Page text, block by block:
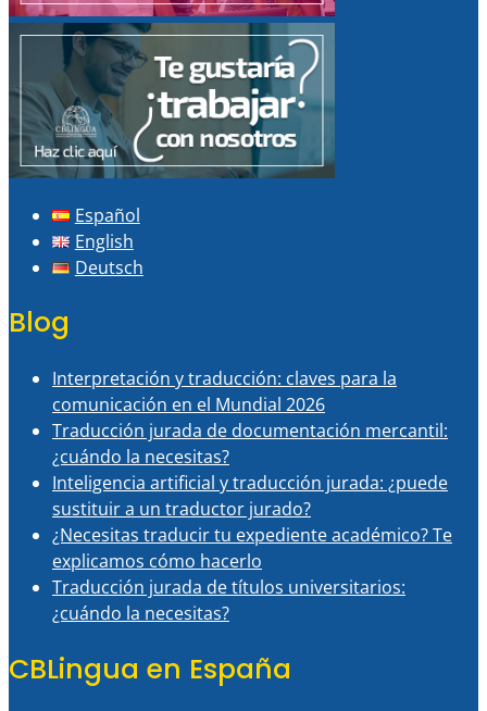
Español
English
Deutsch
Blog
Interpretación y traducción: claves para la
comunicación en el Mundial 2026
Traducción jurada de documentación mercantil:
¿cuándo la necesitas?
Inteligencia artificial y traducción jurada: ¿puede
sustituir a un traductor jurado?
¿Necesitas traducir tu expediente académico? Te
explicamos cómo hacerlo
Traducción jurada de títulos universitarios:
¿cuándo la necesitas?
CBLingua en España